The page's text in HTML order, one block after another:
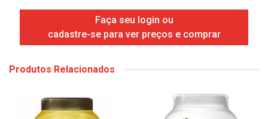
Faça seu login ou
cadastre-se para ver preços e comprar
Produtos Relacionados